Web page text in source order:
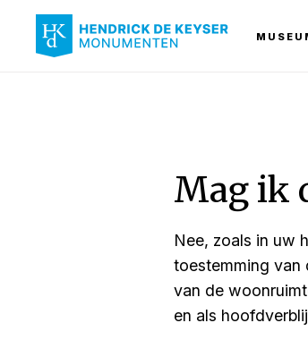
Mag ik
Nee, zoals in uw
toestemming van
van de
en als